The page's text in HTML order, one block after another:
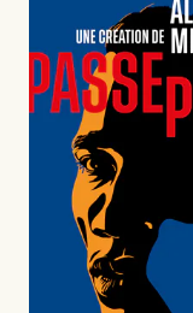
Scénographie,
LumièreTasos
Dramaturge
Dramaturgie
Alexiou
Assistanat à
Theodora Patiti
Musique